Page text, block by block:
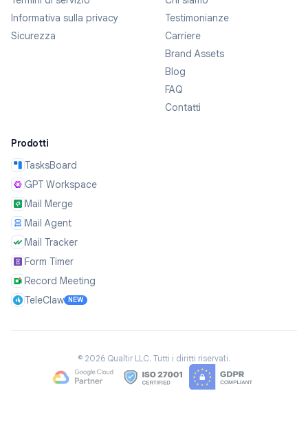
Informativa sulla privacy
Sicurezza
Testimonianze
Carriere
Brand Assets
Blog
FAQ
Contatti
Prodotti
TasksBoard
GPT Workspace
Mail Merge
Mail Agent
Mail Tracker
Form Timer
Record Meeting
TeleClaw NEW
© 2026 Qualtir LLC. Tutti i diritti riservati.